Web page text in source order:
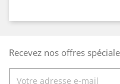
Recevez nos offres